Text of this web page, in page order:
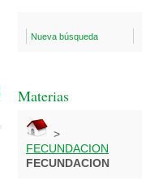
Nueva búsqueda
Materias
>
FECUNDACION
FECUNDACION